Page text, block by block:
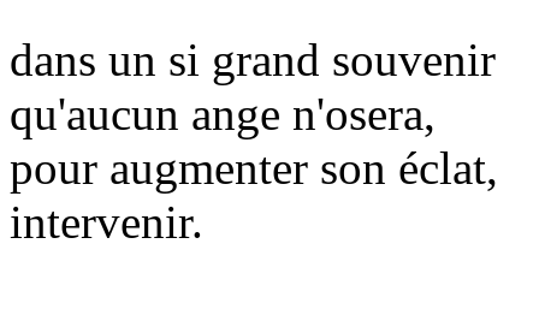
dans un si grand souvenir
qu'aucun ange n'osera,
pour augmenter son éclat,
intervenir.